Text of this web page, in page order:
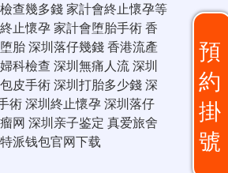
預
約
掛
號
查幾多錢家計會終止懷孕等
止懷孕家計會堕胎手術香
胎深圳落仔幾錢香港流產
科檢查 深圳無痛人流深圳
皮手術深圳打胎多少錢深
術深圳終止懷孕深圳落仔
网 深圳亲子鉴定 真爱旅舍
派钱包官网下载